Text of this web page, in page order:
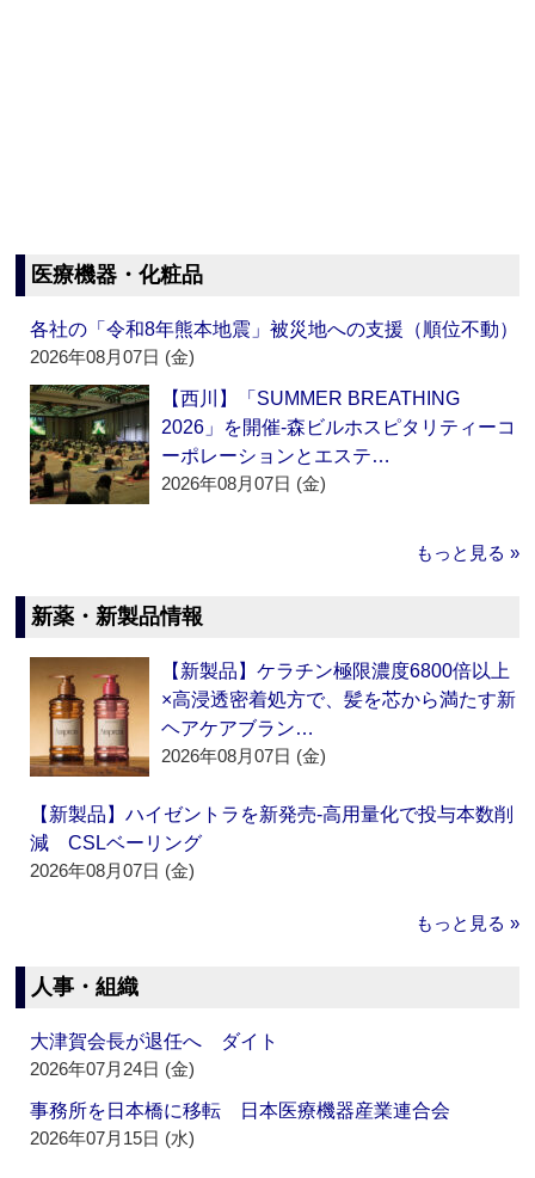
医療機器・化粧品
各社の「令和8年熊本地震」被災地への支援（順位不動）
2026年08月07日 (金)
【西川】「SUMMER BREATHING
2026」を開催‐森ビルホスピタリティーコ
ーポレーションとエステ…
2026年08月07日 (金)
もっと見る »
新薬・新製品情報
【新製品】ケラチン極限濃度6800倍以上
×高浸透密着処方で、髪を芯から満たす新
ヘアケアブラン…
2026年08月07日 (金)
【新製品】ハイゼントラを新発売‐高用量化で投与本数削
減 CSLベーリング
2026年08月07日 (金)
もっと見る »
人事・組織
大津賀会長が退任へ ダイト
2026年07月24日 (金)
事務所を日本橋に移転 日本医療機器産業連合会
2026年07月15日 (水)